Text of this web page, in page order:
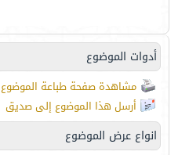
أدوات الموضوع
مشاهدة صفحة طباعة الموضوع
أرسل هذا الموضوع إلى صديق
انواع عرض الموضوع